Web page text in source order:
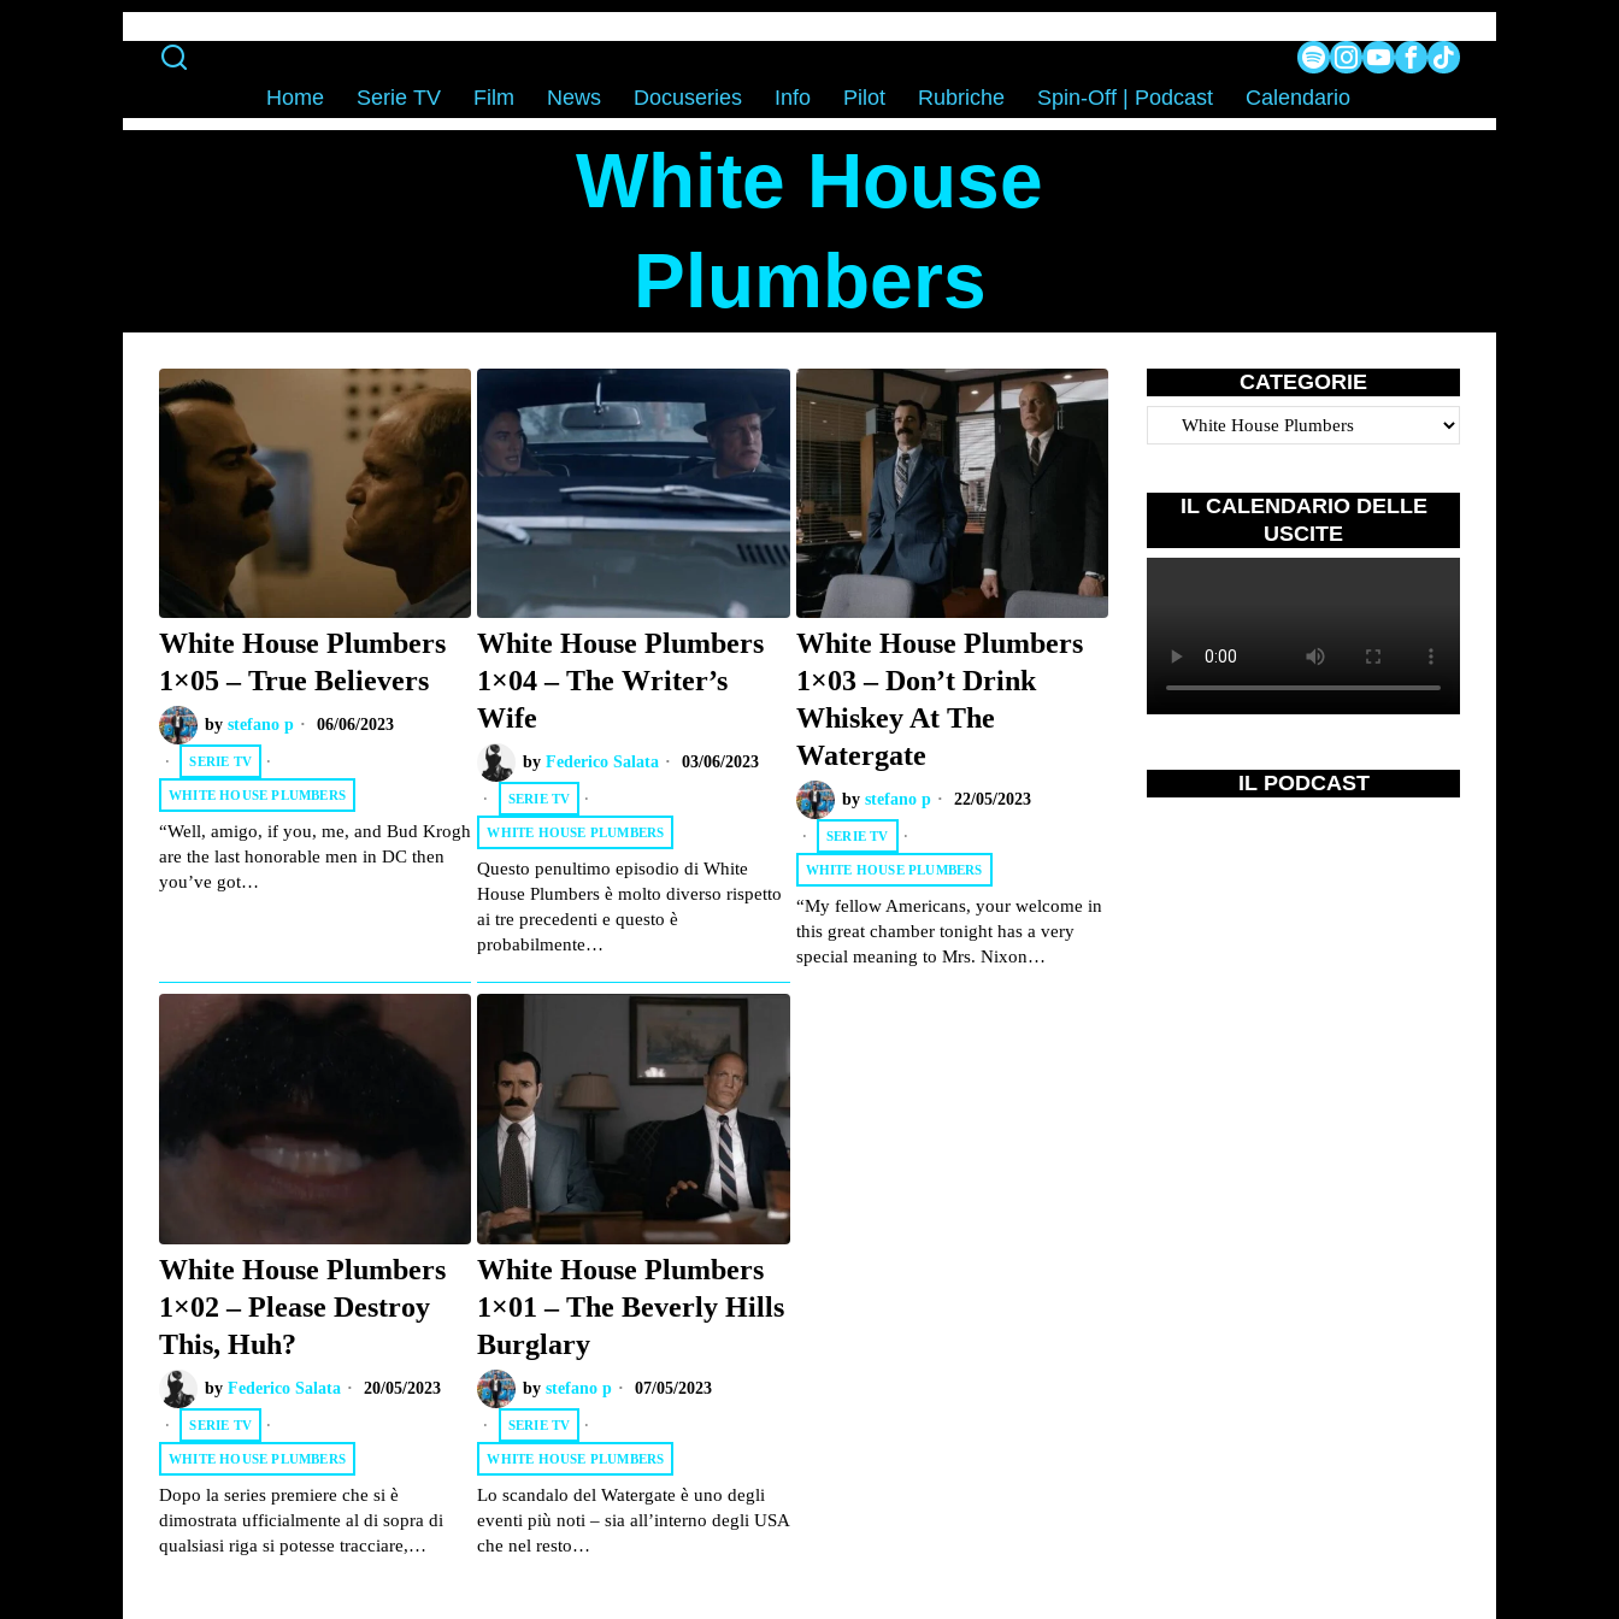
Home Serie TV Film News Docuseries Info Pilot Rubriche Spin-Off | Podcast Calendario
White House
Plumbers
White House Plumbers
1×05 – True Believers
by stefano p 06/06/2023
SERIE TV ·
WHITE HOUSE PLUMBERS
“Well, amigo, if you, me, and Bud Krogh
are the last honorable men in DC then
you’ve got…
White House Plumbers
1×04 – The Writer’s
Wife
byFederico Salata 03/06/2023
SERIE TV ·
WHITE HOUSE PLUMBERS
Questo penultimo episodio di White
House Plumbers è molto diverso rispetto
ai tre precedenti e questo è
probabilmente…
White House Plumbers
1×03 – Don’t Drink
Whiskey At The
Watergate
by stefano p 22/05/2023
SERIE TV ·
WHITE HOUSE PLUMBERS
“My fellow Americans, your welcome in
this great chamber tonight has a very
special meaning to Mrs. Nixon…
White House Plumbers
1×02 – Please Destroy
This, Huh?
by Federico Salata 20/05/2023
SERIE TV ·
WHITE HOUSE PLUMBERS
Dopo la series premiere che si è
dimostrata ufficialmente al di sopra di
qualsiasi riga si potesse tracciare,…
White House Plumbers
1×01 – The Beverly Hills
Burglary
bystefano p 07/05/2023
SERIE TV ·
WHITE HOUSE PLUMBERS
Lo scandalo del Watergate è uno degli
eventi più noti – sia all’interno degli USA
che nel resto…
CATEGORIE
Categorie
IL CALENDARIO DELLE
USCITE
IL PODCAST